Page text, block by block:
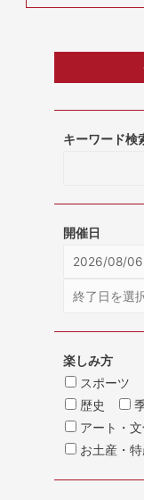
キーワード検
開催日
楽しみ方
スポーツ
歴史
アート・
お土産・